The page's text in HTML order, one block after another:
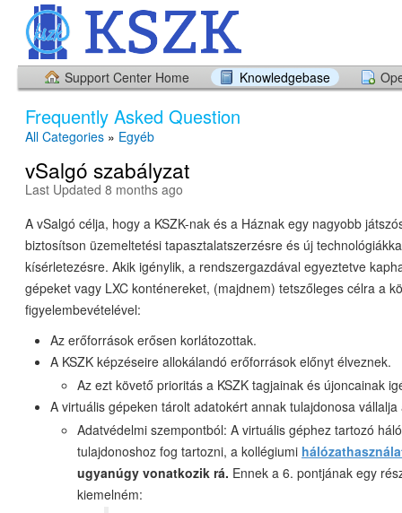
Support Center Home Knowledgebase
Frequently Asked Question
All Categories » Egyéb
vSalgó szabályzat
Last Updated 8 months ago
A vSalgó célja, hogy a KSZK-nak és a Háznak egy nagyobb
biztosítson üzemeltetési tapasztalatszerzésre és új
kísérletezésre. Akik igénylik, a rendszergazdával egyeztetve
gépeket vagy LXC konténereket, (majdnem) tetszőleges célra a
figyelembevételével:
Az erőforrások erősen korlátozottak.
A KSZK képzéseire allokálandó erőforrások előnyt élveznek.
Az ezt követő prioritás a KSZK tagjainak és újoncainak
A virtuális gépeken tárolt adatokért annak tulajdonosa
Adatvédelmi szempontból: A virtuális géphez tartozó
tulajdonoshoz fog tartozni, a kollégiumi
ugyanúgy vonatkozik rá. Ennek a 6. pontjának egy
kiemelném: